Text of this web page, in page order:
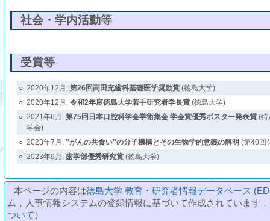
社会・学内活動等
受賞等
○ 2020年12月, 第26回高田充歯科基礎医学奨励賞(徳島大学)
○ 2020年12月, 令和2年度徳島大学若手研究者学長賞(徳島大学)
○ 2021年6月, 第75回日本口腔科学会学術集会 学会賞優秀ポスター発表賞(特
学会)
○ 2023年7月, ''がんの共食い''の分子機構とその生物学的意義の解明 (第40回
○ 2023年9月, 歯学部優秀研究賞(徳島大学)
本ページの内容は徳島大学 教育・研究者情報データベース
ム，人事情報システムの登録情報に基づいて作成されています
ついて ）